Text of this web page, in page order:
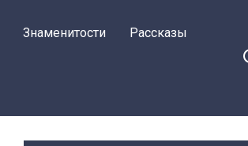
Знаменитости Рассказы